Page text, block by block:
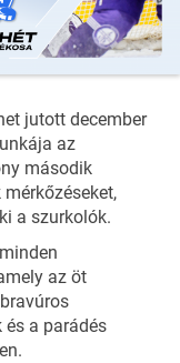
jutott december
az
második
a szurkolók.
az öt
a parádés